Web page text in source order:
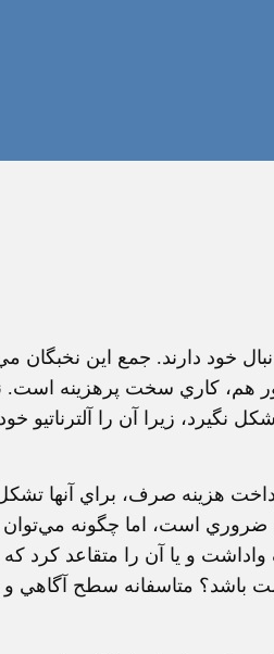
خود دارند. جمع اين نخبگان
هم، كاري سخت پرهزينه است.
زيرا آن را آلترناتيو خود
هزينه صرف، براي آنها
ضروري است، اما چگونه مي‌توان
و يا آن را متقاعد كرد
باشد؟ متاسفانه سطح آگاهي و